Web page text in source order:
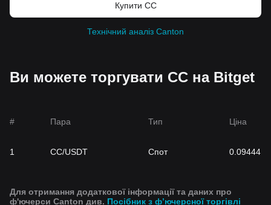
Купити CC
Технічний аналіз Canton
Ви можете торгувати CC на Bitget
# Пара Тип Ціна
1 CC/USDT Спот 0.09444
Для отримання додаткової інформації та даних про
ф'ючерси Canton див. Посібник з фʼючерсної торгівлі